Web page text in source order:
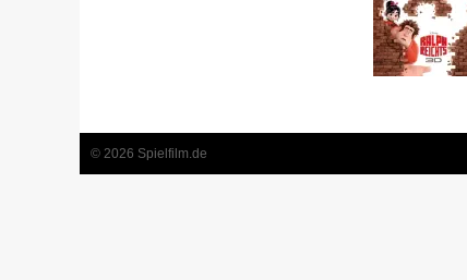
© 2026 Spielfilm.de